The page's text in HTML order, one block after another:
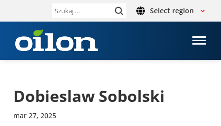
Szukaj: Select region
Dobie­slaw Sobol­ski
mar 27, 2025